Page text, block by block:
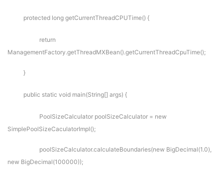
protected long getCurrentThreadCPUTime() {
return
ManagementFactory.getThreadMXBean().getCurrentThreadCpuTime();
}
public static void main(String[] args) {
PoolSizeCalculator poolSizeCalculator = new
SimplePoolSizeCaculatorImpl();
poolSizeCalculator.calculateBoundaries(new BigDecimal(1.0),
new BigDecimal(100000));